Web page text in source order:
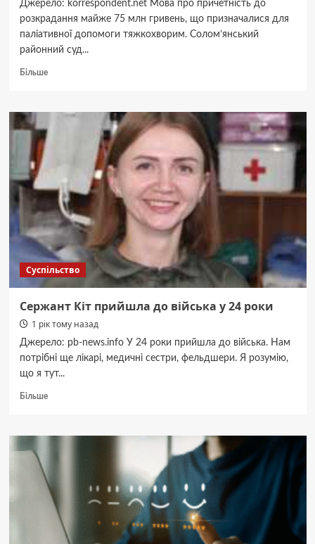
Джерело: korrespondent.net Мова про причетність до
розкрадання майже 75 млн гривень, що призначалися для
паліативної допомоги тяжкохворим. Солом’янський
районний суд...
БільшеДокладніше
кошти
фонду
тяжкохворим:
арештовано
посадовця
КМДА
Суспільство
Сержант Кіт прийшла до війська у 24 роки
1 рік тому назад
Джерело: pb-news.info У 24 роки прийшла до війська. Нам
потрібні ще лікарі, медичні сестри, фельдшери. Я розумію,
що я тут...
БільшеДокладніше
Кіт
у
24
роки